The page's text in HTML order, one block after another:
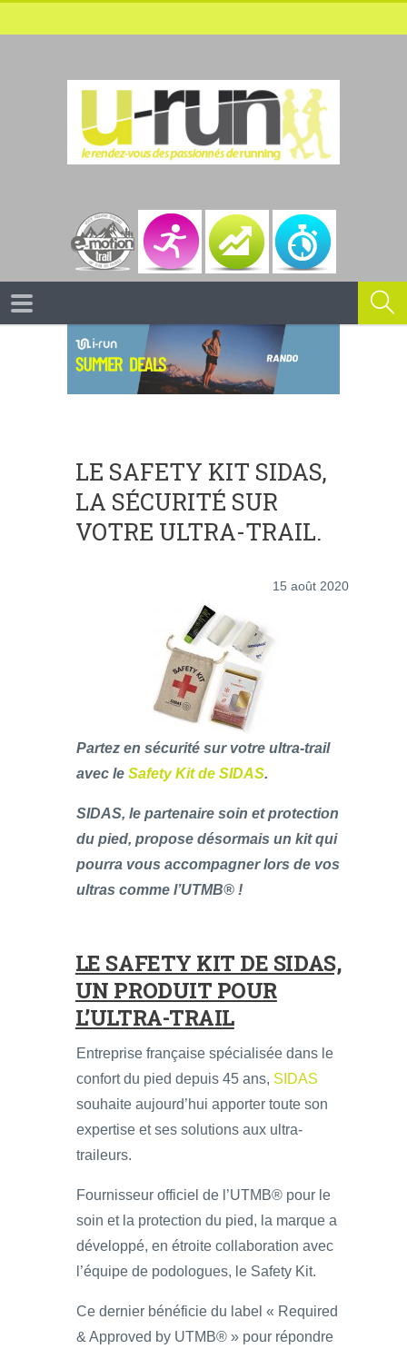
LE SAFETY KIT SIDAS,
LA SÉCURITÉ SUR
VOTRE ULTRA-TRAIL.
15 août 2020
Partez en sécurité sur votre ultra-trail
avec le Safety Kit de SIDAS.
SIDAS, le partenaire soin et protection
du pied, propose désormais un kit qui
pourra vous accompagner lors de vos
ultras comme l’UTMB® !
LE SAFETY KIT DE SIDAS,
UN PRODUIT POUR
L’ULTRA-TRAIL
Entreprise française spécialisée dans le
confort du pied depuis 45 ans, SIDAS
souhaite aujourd’hui apporter toute son
expertise et ses solutions aux ultra-
traileurs.
Fournisseur officiel de l’UTMB® pour le
soin et la protection du pied, la marque a
développé, en étroite collaboration avec
l’équipe de podologues, le Safety Kit.
Ce dernier bénéficie du label « Required
& Approved by UTMB® » pour répondre